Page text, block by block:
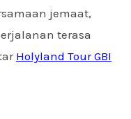
jemaat,
terasa
Holyland Tour GBI